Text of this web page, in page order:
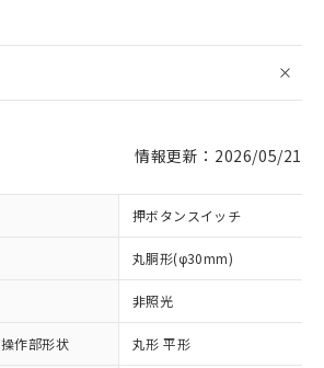
情報更新：2026/05/21
押ボタンスイッチ
丸胴形(φ30mm)
非照光
操作部形状 丸形 平形